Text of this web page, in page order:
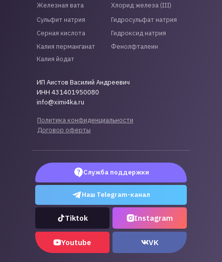
ИП Аистов Василий Андреевич
ИНН 431401950080
info@ximi4ka.ru
Договор оферты
Политика конфиденциальности
Серная кислота
Гидроксид натрия
Калия перманганат
Калия йодат
Фенолфталеин
Гидросульфат натрия
Хлорид железа (III)
Сульфит натрия
Железная вата
Наш Telegram-канал
Служба поддержки
Instagram
VK
Youtube
Tiktok